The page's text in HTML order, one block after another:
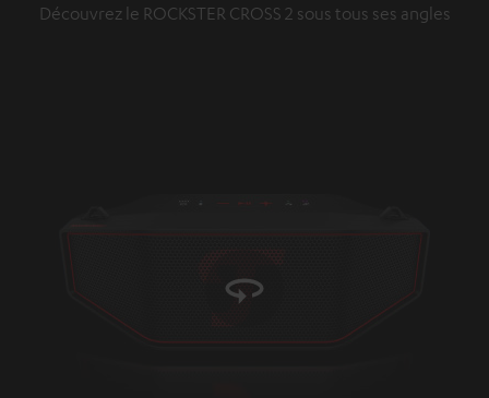
Découvrez le ROCKSTER CROSS 2 sous tous ses angles